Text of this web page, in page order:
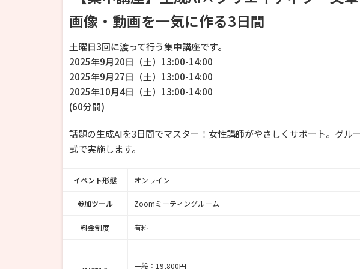
画像・動画を一気に作る3日間
土曜日3回に渡って行う集中講座です。
2025年9月20日（土）13:00-14:00
2025年9月27日（土）13:00-14:00
2025年10月4日（土）13:00-14:00
(60分間)
話題の生成AIを3日間でマスター！女性講師がやさしくサポート。グル
式で実施します。
イベント形態 オンライン
参加ツール Zoomミーティングルーム
料金制度 有料
一般： 19,800円